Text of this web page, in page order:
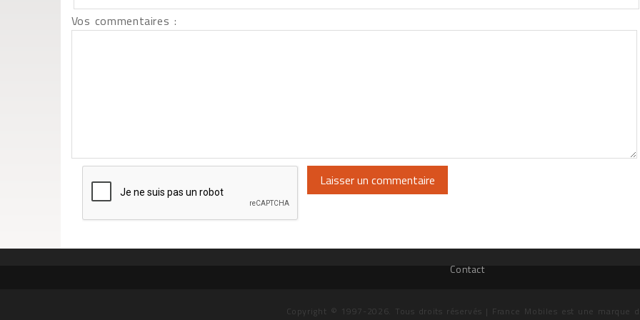
Vos commentaires :
Contact
Copyright © 1997-2026. Tous droits réservés | France Mobiles est une marque